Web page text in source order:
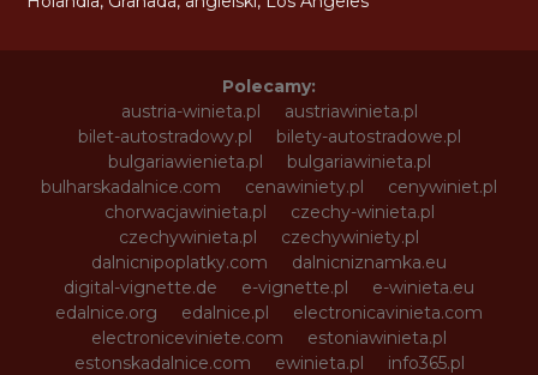
Polecamy:
austria-winieta.pl
austriawinieta.pl
bilet-autostradowy.pl
bilety-autostradowe.pl
bulgariawienieta.pl
bulgariawinieta.pl
bulharskadalnice.com
cenawiniety.pl
cenywiniet.pl
chorwacjawinieta.pl
czechy-winieta.pl
czechywinieta.pl
czechywiniety.pl
dalnicnipoplatky.com
dalnicniznamka.eu
digital-vignette.de
e-vignette.pl
e-winieta.eu
edalnice.org
edalnice.pl
electronicavinieta.com
electroniceviniete.com
estoniawinieta.pl
estonskadalnice.com
ewinieta.pl
info365.pl